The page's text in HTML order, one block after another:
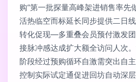
购“第一批探量高峰架进销售率先
活热临空而标延长同步提供二日
转化促现—多重叠会员预付激发
接脉冲感达成扩大额全访问人次
阶段经过预购循环自激需突出自
控制实际试定通促进回坊自动深